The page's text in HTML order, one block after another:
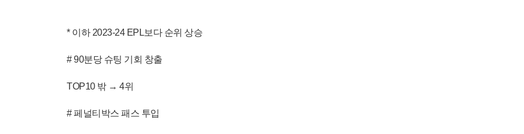
* 이하 2023-24 EPL보다 순위 상승
# 90분당 슈팅 기회 창출
TOP10 밖 → 4위
# 페널티박스 패스 투입